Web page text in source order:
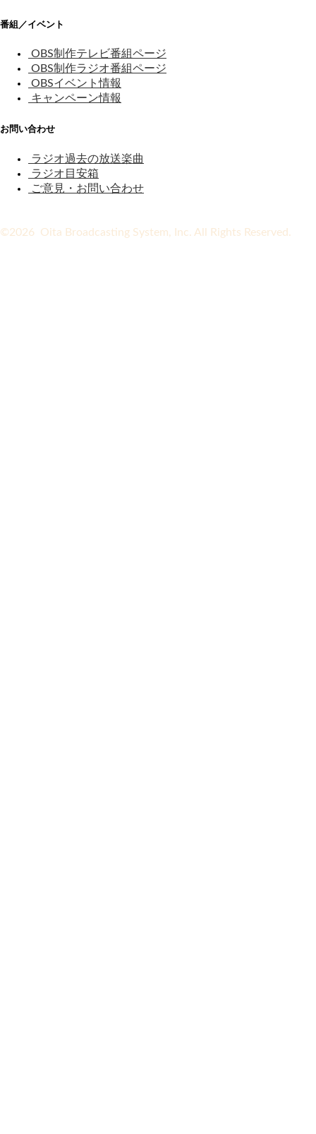
番組／イベント
OBS制作テレビ番組ページ
OBS制作ラジオ番組ページ
OBSイベント情報
キャンペーン情報
お問い合わせ
ラジオ過去の放送楽曲
ラジオ目安箱
ご意見・お問い合わせ
©2026 Oita Broadcasting System, Inc. All Rights Reserved.